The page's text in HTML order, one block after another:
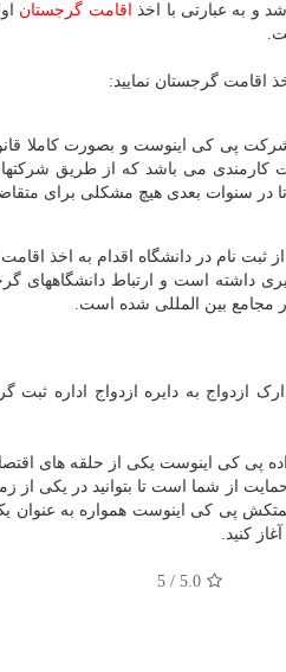
و به عبارتی با اخذ اقامت گرجستان
پی کی اینوست و بصورت کاملا
در سنوات بعدی هیچ مشکلی برای
نام در دانشگاه اقدام به اخذ اقامت
است و ارتباط دانشگاههای
مجامع بین المللی شده است.
ازدواج به دایره ازدواج اداره
پی کی اینوست یکی از حلقه های
از شما است تا بتوانید در یکی از
پی کی اینوست همواره به عنوان
کنید.
5.0
/ 5